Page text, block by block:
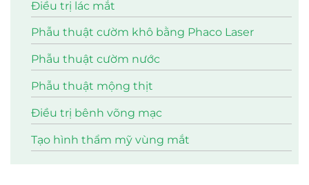
Điều trị lác mắt
Phẫu thuật cườm khô bằng Phaco Laser
Phẫu thuật cườm nước
Phẫu thuật mộng thịt
Điều trị bênh võng mạc
Tạo hình thẩm mỹ vùng mắt